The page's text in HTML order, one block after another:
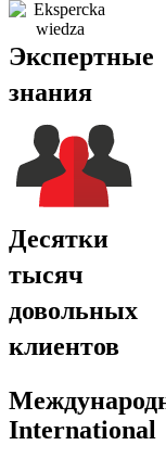
Экспертные
знания
Десятки
тысяч
довольных
клиентов
International